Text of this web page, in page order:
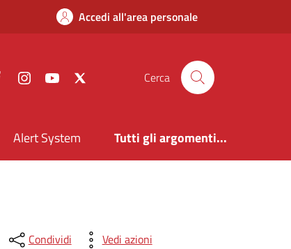
Accedi all'area personale
FacebookInstagramYouTube Cerca
Alert System Tutti gli argomenti...
Condividi Vedi azioni